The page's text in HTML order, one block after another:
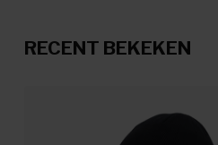
RECENT BEKEKEN